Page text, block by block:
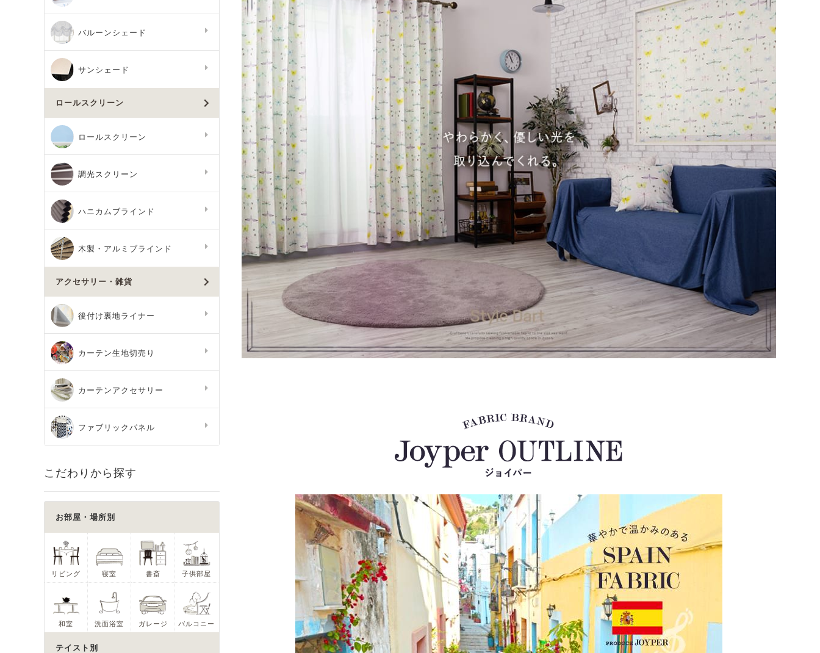
バルーンシェード
サンシェード
ロールスクリーン
ロールスクリーン
調光スクリーン
ハニカムブラインド
木製・アルミブラインド
アクセサリー・雑貨
後付け裏地ライナー
カーテン生地切売り
カーテンアクセサリー
ファブリックパネル
こだわりから探す
お部屋・場所別
リビング 寝室 書斎 子供部屋
和室 洗面浴室 ガレージ バルコニー
テイスト別